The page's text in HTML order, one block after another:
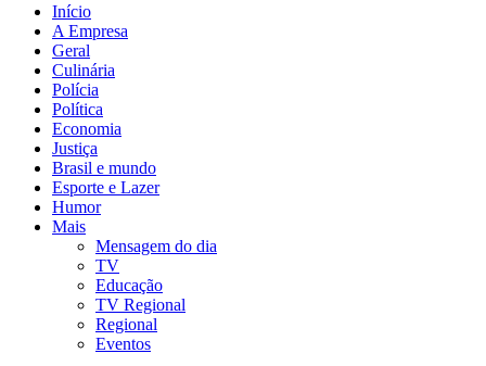
Início
A Empresa
Geral
Culinária
Polícia
Política
Economia
Justiça
Brasil e mundo
Esporte e Lazer
Humor
Mais
Mensagem do dia
TV
Educação
TV Regional
Regional
Eventos